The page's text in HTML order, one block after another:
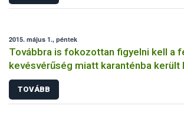
2015. május 1., péntek
Továbbra is fokozottan figyelni kell a
kevésvérűség miatt karanténba került
TOVÁBB